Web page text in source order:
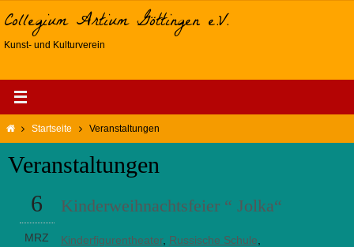
springen
Collegium Artium Göttingen e.V.
Kunst- und Kulturverein
StartStartseite Veranstaltungen
Veranstaltungen
6
MRZ
Kinderweihnachtsfeier “ Jolka“
Kinderfigurentheater, Russische Schule